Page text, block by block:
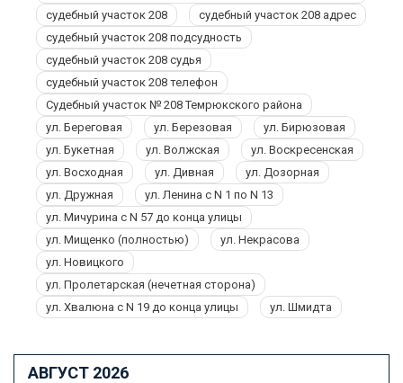
судебный участок 208
судебный участок 208 адрес
судебный участок 208 подсудность
судебный участок 208 судья
судебный участок 208 телефон
Судебный участок № 208 Темрюкского района
ул. Береговая
ул. Березовая
ул. Бирюзовая
ул. Букетная
ул. Волжская
ул. Воскресенская
ул. Восходная
ул. Дивная
ул. Дозорная
ул. Дружная
ул. Ленина с N 1 по N 13
ул. Мичурина с N 57 до конца улицы
ул. Мищенко (полностью)
ул. Некрасова
ул. Новицкого
ул. Пролетарская (нечетная сторона)
ул. Хвалюна с N 19 до конца улицы
ул. Шмидта
АВГУСТ 2026